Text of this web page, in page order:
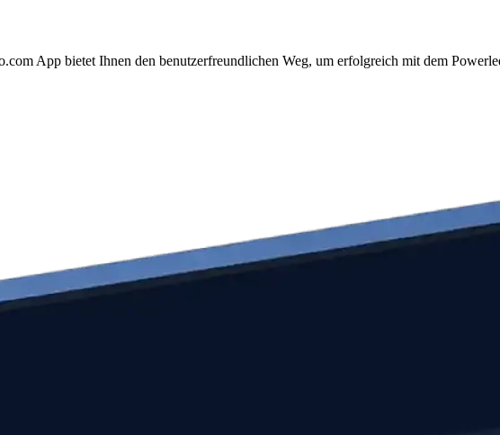
App bietet Ihnen den benutzerfreundlichen Weg, um erfolgreich mit dem